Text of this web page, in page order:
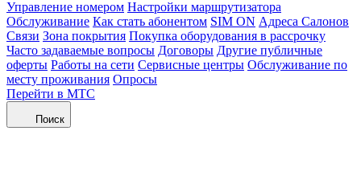
Управление номером Настройки маршрутизатора
Обслуживание Как стать абонентом SIM ON Адреса Салонов
Связи Зона покрытия Покупка оборудования в рассрочку
Часто задаваемые вопросы Договоры Другие публичные
оферты Работы на сети Сервисные центры Обслуживание по
месту проживания Опросы
Перейти в МТС
Поиск